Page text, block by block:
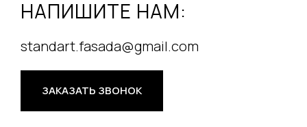
НАПИШИТЕ НАМ:
standart.fasada@gmail.com
ЗАКАЗАТЬ ЗВОНОК